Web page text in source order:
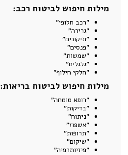
מילות חיפוש לביטוח רכב:
"רכב חלופי"
"גרירה"
"תיקונים"
"פנסים"
"שמשות"
"גלגלים"
"חלקי חילוף"
מילות חיפוש לביטוח בריאות:
"רופא מומחה"
"בדיקות"
"ניתוח"
"אשפוז"
"תרופות"
"שיקום"
"פיזיותרפיה"